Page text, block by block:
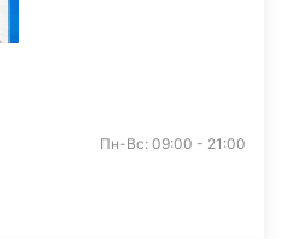
Пн-Вс: 09:00 - 21:00